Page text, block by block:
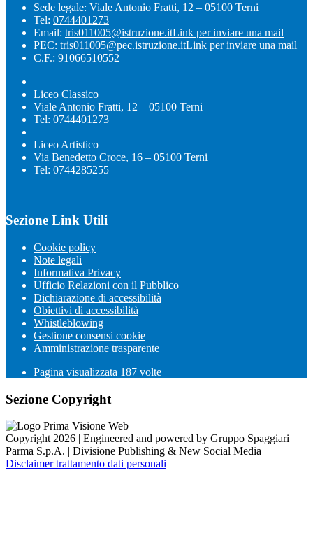
Sede legale: Viale Antonio Fratti, 12 – 05100 Terni
Tel: 0744401273
Email: tris011005@istruzione.itLink per inviare una mail
PEC: tris011005@pec.istruzione.itLink per inviare una mail
C.F.: 91066510552
Liceo Classico
Viale Antonio Fratti, 12 – 05100 Terni
Tel: 0744401273
Liceo Artistico
Via Benedetto Croce, 16 – 05100 Terni
Tel: 0744285255
Sezione Link Utili
Cookie policy
Note legali
Informativa Privacy
Ufficio Relazioni con il Pubblico
Dichiarazione di accessibilità
Obiettivi di accessibilità
Whistleblowing
Gestione consensi cookie
Amministrazione trasparente
Pagina visualizzata 187 volte
Sezione Copyright
Copyright 2026 | Engineered and powered by Gruppo Spaggiari
Parma S.p.A. | Divisione Publishing & New Social Media
Disclaimer trattamento dati personali